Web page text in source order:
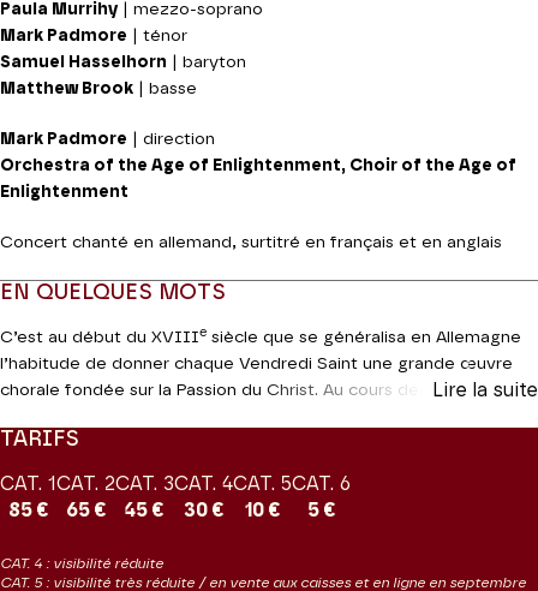
Paula Murrihy | mezzo-soprano
Mark Padmore | ténor
Samuel Hasselhorn | baryton
Matthew Brook | basse
Mark Padmore | direction
Orchestra of the Age of Enlightenment, Choir of the Age of
Enlightenment
Concert chanté en allemand, surtitré en français et en anglais
EN QUELQUES MOTS
C’est au début du XVIIIe siècle que se généralisa en Allemagne
l’habitude de donner chaque Vendredi Saint une grande œuvre
chorale fondée sur la Passion du Christ. Au cours des quelques
celle selon
d’une certaine façon la très longue liste des
Passions
Lire la suite
TARIFS
CAT. 1
85 €
CAT. 2
65 €
CAT. 3
45 €
CAT. 4
30 €
CAT. 5
10 €
CAT. 6
5 €
CAT. 4 : visibilité réduite
CAT. 5 : visibilité très réduite / en vente aux caisses et en ligne en septembre